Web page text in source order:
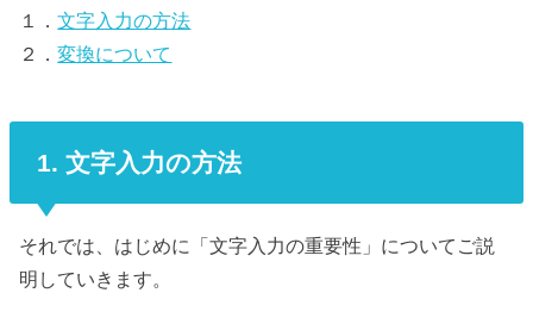
１．文字入力の方法
２．変換について
1. 文字入力の方法
それでは、はじめに「文字入力の重要性」についてご説
明していきます。